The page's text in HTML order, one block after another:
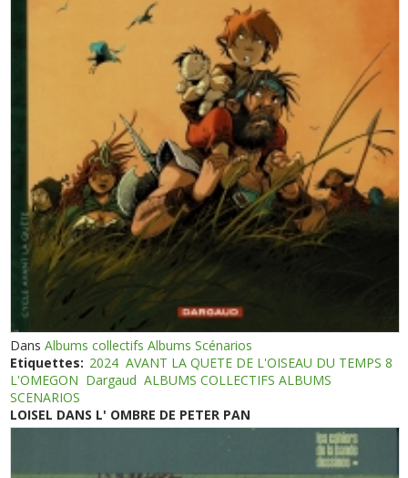
DansAlbums collectifs Albums Scénarios
Etiquettes: 2024 AVANT LA QUETE DE L'OISEAU DU TEMPS 8
L'OMEGON Dargaud ALBUMS COLLECTIFS ALBUMS
SCENARIOS
LOISEL DANS L' OMBRE DE PETER PAN